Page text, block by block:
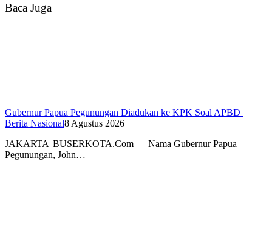
Baca Juga
Gubernur Papua Pegunungan Diadukan ke KPK Soal APBD
Berita Nasional8 Agustus 2026
JAKARTA |BUSERKOTA.Com — Nama Gubernur Papua
Pegunungan, John…